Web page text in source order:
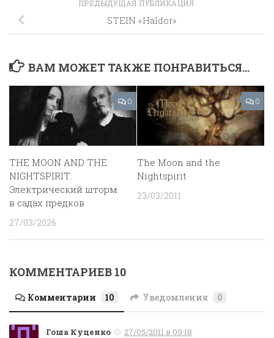
ПРЕДЫДУЩАЯ ПУБЛИКАЦИЯ
STEIN «Haldor»
ВАМ МОЖЕТ ТАКЖЕ ПОНРАВИТЬСЯ...
0
THE MOON AND THE
NIGHTSPIRIT:
Электрический шторм
в садах предков
27/03/2026
0
The Moon and the
Nightspirit
23/03/2011
КОММЕНТАРИЕВ 10
Комментарии 10 Уведомления 0
Гоша Куценко 27/05/2011 в 09:18